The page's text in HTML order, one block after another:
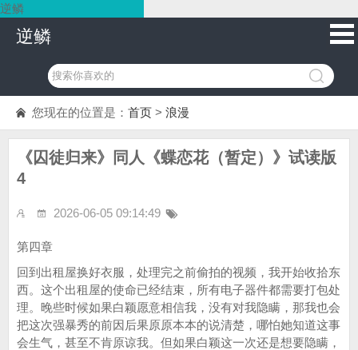
逆鳞
逆鳞
您现在的位置是： 首页 > 浪漫
《囚徒归来》同人《蝶恋花（暂定）》试读版
4
2026-06-05 09:14:49
第四章
回到出租屋换好衣服，处理完之前偷拍的视频，我开始收拾东
西。这个出租屋的使命已经结束，所有电子器件都需要打包处
理。晚些时候如果白颖愿意相信我，没有对我隐瞒，那我也会
把这次强暴秀的前因后果原原本本的说清楚，哪怕她知道这事
会生气，甚至不肯原谅我。但如果白颖这一次还是想要隐瞒，